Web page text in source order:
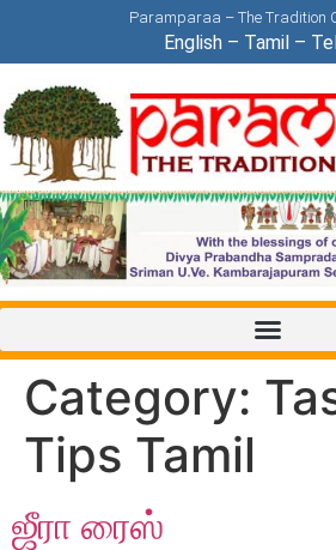
Paramparaa – The Tradition
English– Tamil–
Category:
Tips Tamil
ஜீரா ரைஸ்